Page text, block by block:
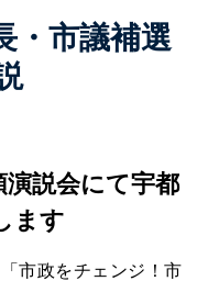
市議補選
演説会にて宇都
ます
市政をチェンジ！市